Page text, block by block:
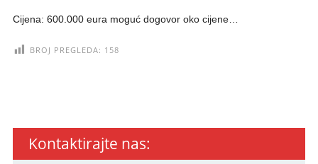
Cijena: 600.000 eura moguć dogovor oko cijene…
BROJ PREGLEDA: 158
Kontaktirajte nas: